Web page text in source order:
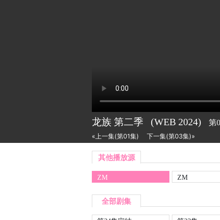
龙族 第二季 (WEB 2024) 第
«上一集(第01集) 下一集(第03集)»
其他播放源
ZM ZM
全部剧集